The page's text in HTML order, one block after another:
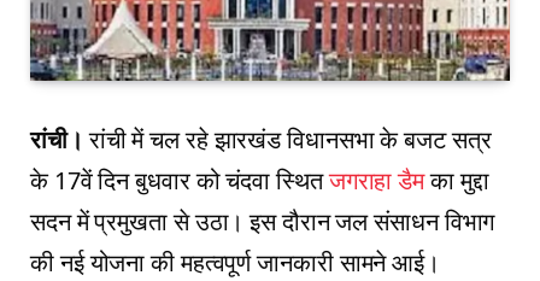
रांची। रांची में चल रहे झारखंड विधानसभा के बजट सत्र
के 17वें दिन बुधवार को चंदवा स्थितजगराहा डैमका मुद्दा
सदन में प्रमुखता से उठा। इस दौरान जल संसाधन विभाग
की नई योजना की महत्वपूर्ण जानकारी सामने आई।